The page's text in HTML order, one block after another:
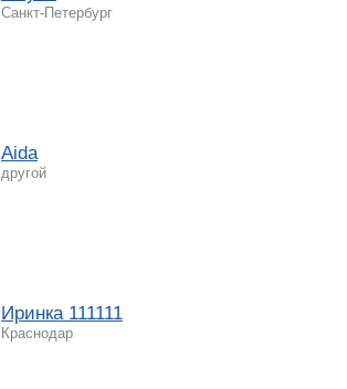
Санкт-Петербург
Aida
другой
Иринка 111111
Краснодар